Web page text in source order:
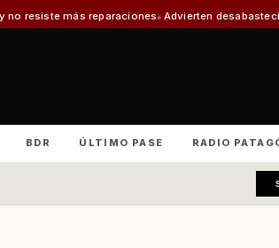
Advierten desabastecimiento parcial por
BDR ÚLTIMO PASE RADIO